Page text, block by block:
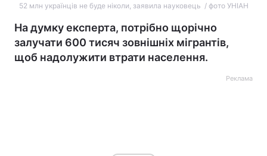
52 млн українців не буде ніколи, заявила науковець / фото УНІАН
На думку експерта, потрібно щорічно
залучати 600 тисяч зовнішніх мігрантів,
щоб надолужити втрати населення.
Реклама